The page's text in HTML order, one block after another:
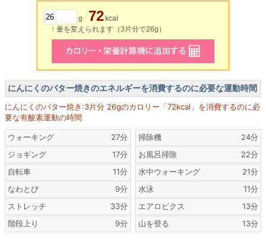
g 72 kcal
↑ 量を変えられます（3片分で26g）
にんにくのバター焼きのエネルギーを消費するのに必要な運動時間
にんにくのバター焼き:3片分 26gのカロリー「72kcal」を消費するのに必
要な有酸素運動の時間
ウォーキング
27分
ジョギング
17分
自転車
11分
なわとび
9分
ストレッチ
33分
階段上り
9分
掃除機
24分
お風呂掃除
22分
水中ウォーキング
21分
水泳
11分
エアロビクス
13分
山を登る
13分